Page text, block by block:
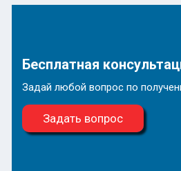
Бесплатная
Задай любой вопрос по
Задать вопрос